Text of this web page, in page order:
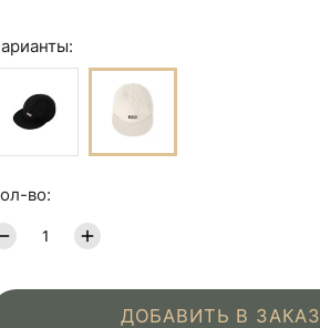
во:
ДОБАВИТЬ В ЗАКАЗ